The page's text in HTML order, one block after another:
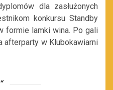
dla zasłużonych
konkursu Standby
formie lamki wina. Po gali
afterparty w Klubokawiarni